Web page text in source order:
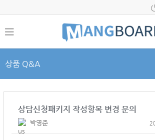
상품 Q&A
상담신청패키지 작성항목 변경 문의
박영준